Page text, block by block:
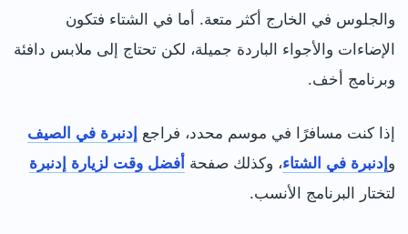
والجلوس في الخارج أكثر متعة. أما في الشتاء فتكون
الإضاءات والأجواء الباردة جميلة، لكن تحتاج إلى ملابس دافئة
وبرنامج أخف.
إذا كنت مسافرًا في موسم محدد، فراجع إدنبرة في الصيف
و إدنبرة في الشتاء، وكذلك صفحة أفضل وقت لزيارة إدنبرة
لتختار البرنامج الأنسب.